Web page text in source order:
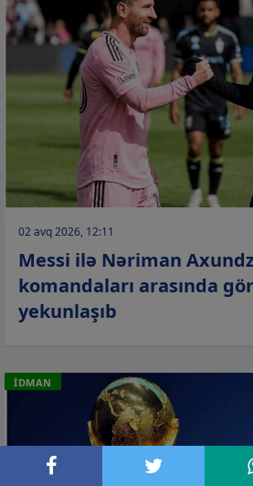
02 avq 2026, 12:11
Messi ilə Nəriman
komandaları arasında
yekunlaşıb
İDMAN